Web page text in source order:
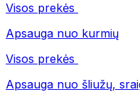
Visos prekės
Apsauga nuo kurmių
Visos prekės
Apsauga nuo šliužų,